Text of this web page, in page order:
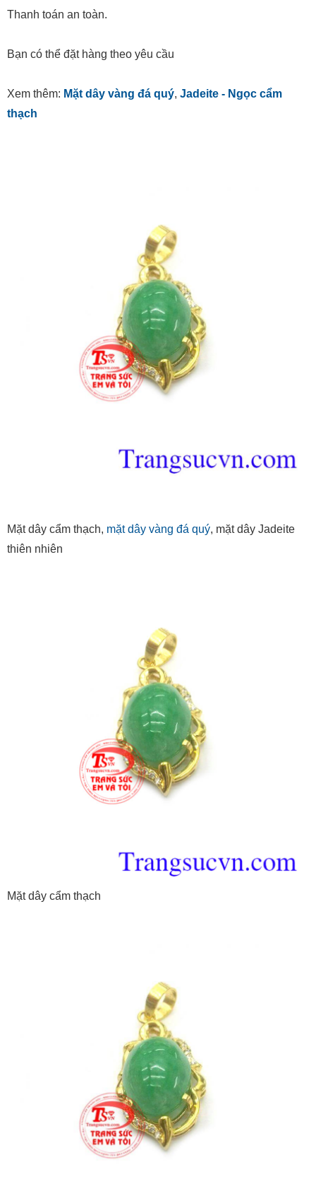
Thanh toán an toàn.
Bạn có thể đặt hàng theo yêu cầu
Xem thêm: Mặt dây vàng đá quý, Jadeite - Ngọc cẩm
thạch
Mặt dây cẩm thạch, mặt dây vàng đá quý, mặt dây Jadeite
thiên nhiên
Mặt dây cẩm thạch